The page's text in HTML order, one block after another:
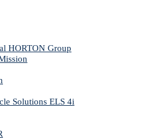
HORTON Group
Solutions ELS 4i